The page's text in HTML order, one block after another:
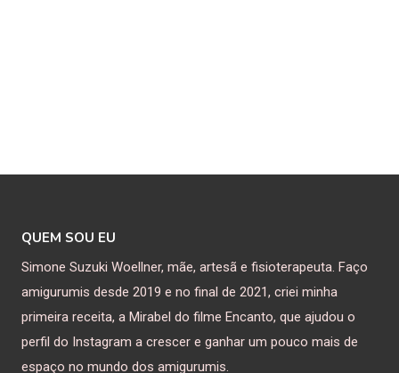
QUEM SOU EU
Simone Suzuki Woellner, mãe, artesã e fisioterapeuta. Faço
amigurumis desde 2019 e no final de 2021, criei minha
primeira receita, a Mirabel do filme Encanto, que ajudou o
perfil do Instagram a crescer e ganhar um pouco mais de
espaço no mundo dos amigurumis.